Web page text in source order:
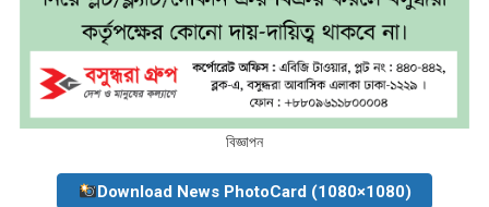
বিজ্ঞাপন
Download News PhotoCard (1080×1080)